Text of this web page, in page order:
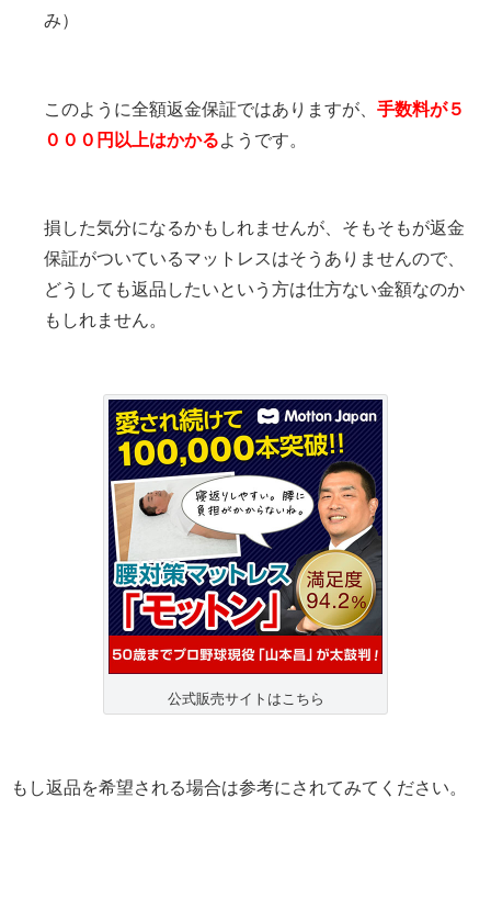
み）
このように全額返金保証ではありますが、 手数料が５
０００円以上はかかるようです。
損した気分になるかもしれませんが、そもそもが返金
保証がついているマットレスはそうありませんので、
どうしても返品したいという方は仕方ない金額なのか
もしれません。
公式販売サイトはこちら
もし返品を希望される場合は参考にされてみてください。